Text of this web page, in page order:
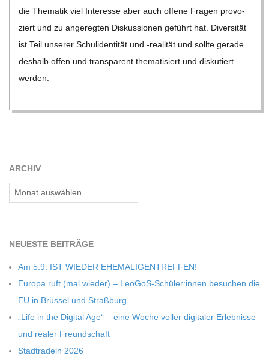
D
T
-
C
H
U
L
E
die The­ma­tik viel Inter­esse aber auch offene Fra­gen pro­vo­
ziert und zu ange­reg­ten Dis­kus­sio­nen geführt hat. Diver­si­tät
ist Teil unse­rer Schu­li­den­ti­tät und ‑rea­li­tät und sollte gerade
des­halb offen und trans­pa­rent the­ma­ti­siert und dis­ku­tiert
wer­den.
ARCHIV
Archiv
NEU­ESTE BEITRÄGE
Am 5.9. IST WIEDER EHEMALIGENTREFFEN!
Europa ruft (mal wie­der) – LeoGoS-Schüler:innen besu­chen die
EU in Brüs­sel und Straßburg
„Life in the Digi­tal Age“ – eine Woche vol­ler digi­ta­ler Erleb­nisse
und rea­ler Freundschaft
Stadt­ra­deln 2026